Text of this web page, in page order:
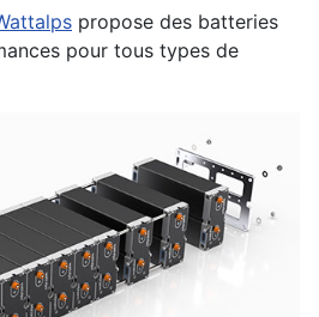
propose des batteries
pour tous types de